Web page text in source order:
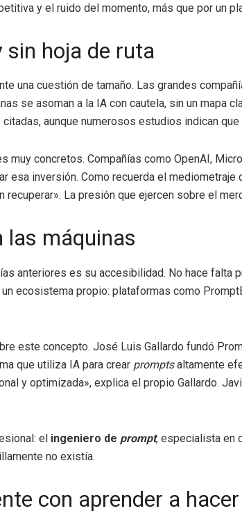
y el ruido del momento, más que por un
sin hoja de ruta
una cuestión de tamaño. Las grandes
se asoman a la IA con cautela, sin un mapa
aunque numerosos estudios indican
muy concretos. Compañías como OpenAI,
esa inversión. Como recuerda el mediometraje
La presión que ejercen sobre el
las máquinas
anteriores es su accesibilidad. No hace falta
ecosistema propio: plataformas como
este concepto. José Luis Gallardo fundó
que utiliza IA para crear promptsaltamente
y optimizada», explica el propio Gallardo.
el ingeniero de prompt, especialista en
no existía.
con aprender a